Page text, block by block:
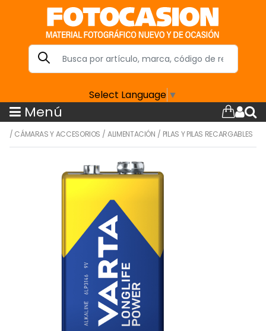
Select Language ▼
Menú
/ CÁMARAS Y ACCESORIOS /ALIMENTACIÓN / PILAS Y PILAS RECARGABLES